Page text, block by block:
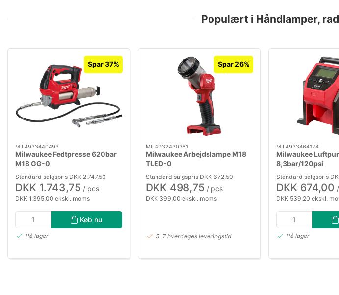
Populært i Håndlamper,
Spar 37%
MIL4933440493
Milwaukee Fedtpresse 620bar
M18 GG-0
Standard salgspris DKK 2.747,50
DKK 1.743,75 / pcs
DKK 1.395,00 ekskl. moms
Køb nu
På lager
Spar 26%
MIL4932430361
Milwaukee Arbejdslampe M18
TLED-0
Standard salgspris DKK 672,50
DKK 498,75 / pcs
DKK 399,00 ekskl. moms
5-7 hverdages leveringstid
MIL4933464124
Milwaukee
8,3bar/120psi
Standard salgspris
DKK 674,00
DKK 539,20 ekskl.
På lager